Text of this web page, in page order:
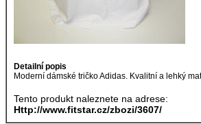
Detailní popis
Moderní dámské tričko Adidas. Kvalitní a lehký
Tento produkt naleznete na adrese:
Http://www.fitstar.cz/zbozi/3607/